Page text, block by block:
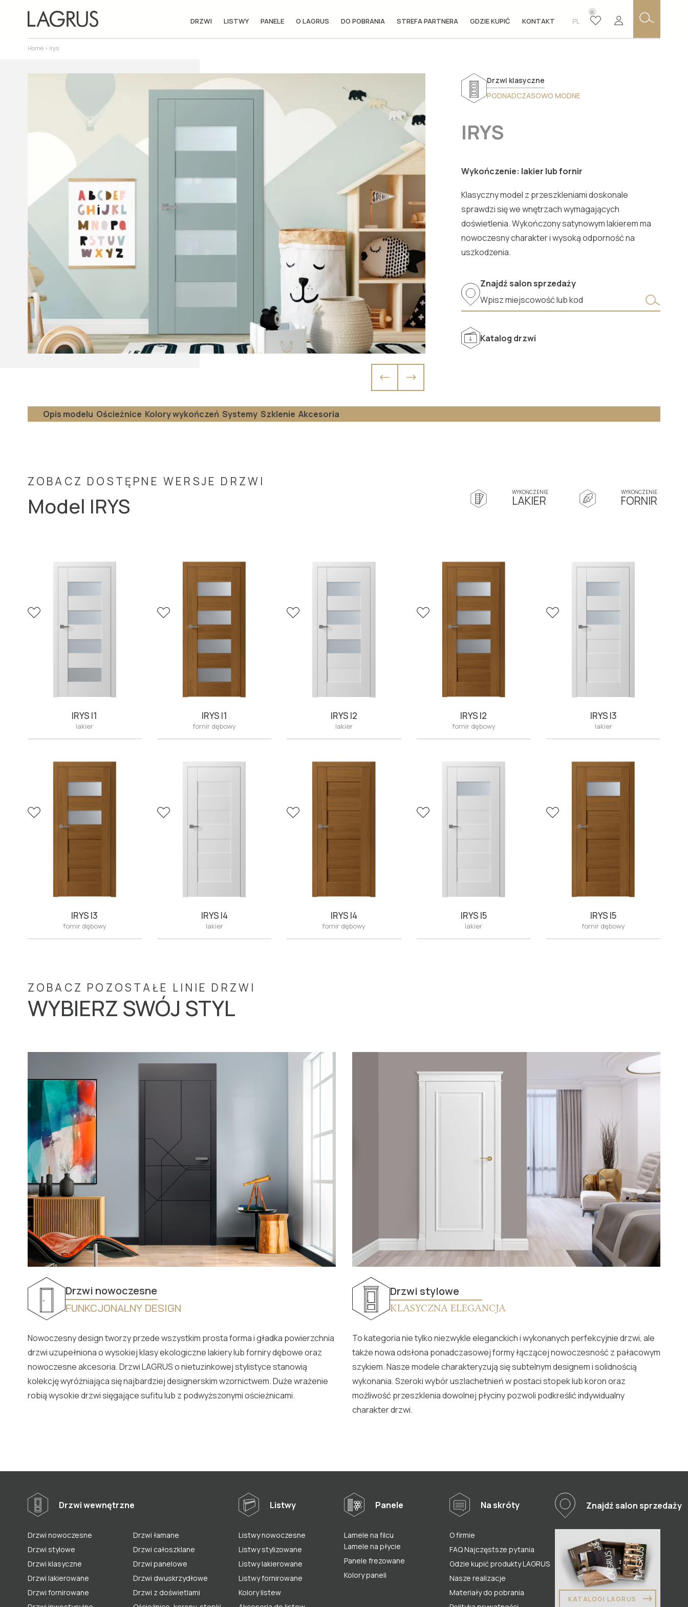
DRZWI LISTWY PANELE O LAGRUS DO POBRANIA STREFA PARTNERA GDZIE KUPIĆ KONTAKT PL
0
Home> Irys
W aranżacji: drzwi IRYS I1, lakier satyna NCS S 2010 B, szkło laminowane mleczne, ościeżnica STD 80, zamek magnetyczny, zawiasy ukryte. Listwa przypodłogowa LAGRUS: OPERA
Drzwi klasyczne
PODNADCZASOWO MODNE
IRYS
Wykończenie: lakier lub fornir
Klasyczny model z przeszkleniami doskonale
sprawdzi się we wnętrzach wymagających
doświetlenia. Wykończony satynowym lakierem ma
nowoczesny charakter i wysoką odporność na
uszkodzenia.
Znajdź salon sprzedaży
Katalog drzwi
Opis modelu Ościeżnice Kolory wykończeń Systemy Szklenie Akcesoria
ZOBACZ DOSTĘPNE WERSJE DRZWI
Model IRYS
WYKOŃCZENIE
LAKIER
WYKOŃCZENIE
FORNIR
IRYS I1
lakier
IRYS I1
fornir dębowy
IRYS I2
lakier
IRYS I2
fornir dębowy
IRYS I3
lakier
IRYS I3
fornir dębowy
IRYS I4
lakier
IRYS I4
fornir dębowy
IRYS I5
lakier
IRYS I5
fornir dębowy
ZOBACZ POZOSTAŁE LINIE DRZWI
WYBIERZ SWÓJ STYL
Drzwi nowoczesne
FUNKCJONALNY DESIGN
Nowoczesny design tworzy przede wszystkim prosta forma i gładka powierzchnia
drzwi uzupełniona o wysokiej klasy ekologiczne lakiery lub forniry dębowe oraz
nowoczesne akcesoria. Drzwi LAGRUS o nietuzinkowej stylistyce stanowią
kolekcję wyróżniająca się najbardziej designerskim wzornictwem. Duże wrażenie
robią wysokie drzwi sięgające sufitu lub z podwyższonymi ościeżnicami.
Drzwi stylowe
KLASYCZNA ELEGANCJA
To kategoria nie tylko niezwykle eleganckich i wykonanych perfekcyjnie drzwi, ale
także nowa odsłona ponadczasowej formy łączącej nowoczesność z pałacowym
szykiem. Nasze modele charakteryzują się subtelnym designem i solidnością
wykonania. Szeroki wybór uszlachetnień w postaci stopek lub koron oraz
możliwość przeszklenia dowolnej płyciny pozwoli podkreślić indywidualny
charakter drzwi.
Drzwi wewnętrzne Listwy Panele Na skróty Znajdź salon sprzedaży
Drzwi nowoczesne
Drzwi stylowe
Drzwi klasyczne
Drzwi lakierowane
Drzwi fornirowane
Drzwi łamane
Drzwi całoszklane
Drzwi panelowe
Drzwi dwuskrzydłowe
Drzwi z doświetlami
Listwy nowoczesne
Listwy stylizowane
Listwy lakierowane
Listwy fornirowane
Kolory listew
Lamele na filcu
Lamele na płycie
Panele frezowane
Kolory paneli
O firmie
FAQ Najczęstsze pytania
Gdzie kupić produkty LAGRUS
Nasze realizacje
Materiały do pobrania
KATALOGI LAGRUS